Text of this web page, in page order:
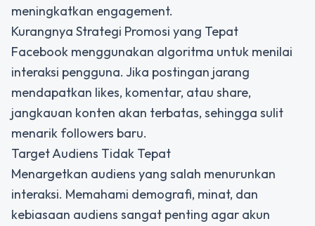
meningkatkan engagement.
Kurangnya Strategi Promosi yang Tepat
Facebook menggunakan algoritma untuk menilai
interaksi pengguna. Jika postingan jarang
mendapatkan likes, komentar, atau share,
jangkauan konten akan terbatas, sehingga sulit
menarik followers baru.
Target Audiens Tidak Tepat
Menargetkan audiens yang salah menurunkan
interaksi. Memahami demografi, minat, dan
kebiasaan audiens sangat penting agar akun